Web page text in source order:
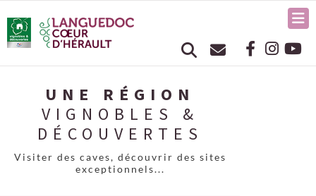
UNE RÉGION
VIGNOBLES &
DÉCOUVERTES
Visiter des caves, découvrir des sites
exceptionnels...